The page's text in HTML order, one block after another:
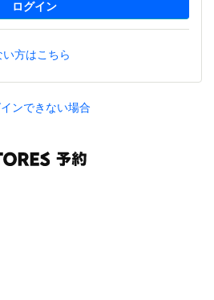
方はこちら
ンできない場合